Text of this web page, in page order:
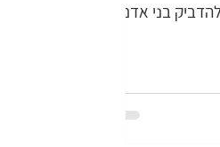
בני אדם.